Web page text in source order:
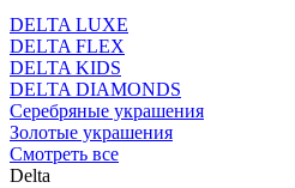
DELTA LUXE
DELTA FLEX
DELTA KIDS
DELTA DIAMONDS
Серебряные украшения
Золотые украшения
Смотреть все
Delta